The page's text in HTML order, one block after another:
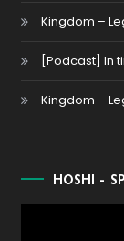
Kingdom –
[Podcast] In
Kingdom –
HOSHI –